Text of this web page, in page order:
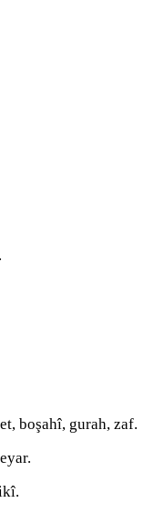
boşahî, gurah, zaf.